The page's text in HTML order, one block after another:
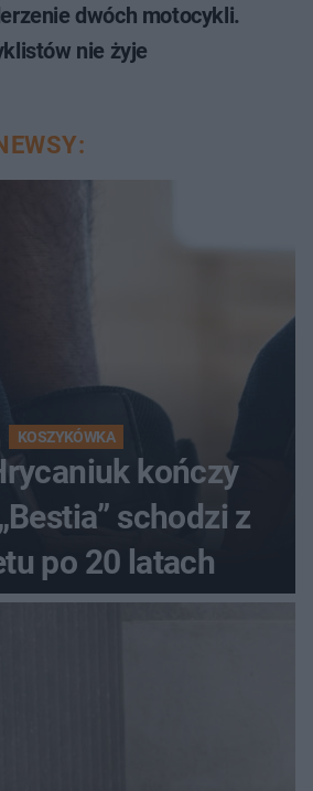
dwóch motocykli.
nie żyje
KOSZYKÓWKA
kończy
schodzi z
po 20 latach